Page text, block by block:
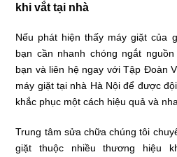
khi vắt tại nhà
Nếu phát hiện thấy máy giặt của
bạn cần nhanh chóng ngắt
bạn và liên hệ ngay với Tập Đoàn
máy giặt tại nhà Hà Nội để được
khắc phục một cách hiệu quả và
Trung tâm sửa chữa chúng tôi
giặt thuộc nhiều thương hiệu